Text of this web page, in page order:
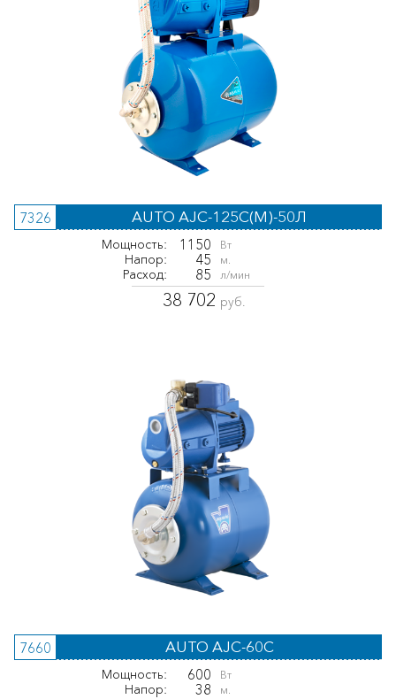
7326 AUTO AJC-125C(M)-50Л
Мощность: 1150 Вт
Напор: 45 м.
Расход: 85 л/мин
38 702 руб.
7660 AUTO AJC-60C
Мощность: 600 Вт
Напор: 38 м.